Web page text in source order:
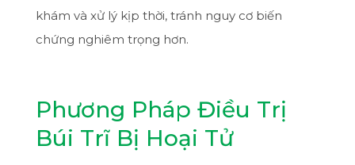
khám và xử lý kịp thời, tránh nguy cơ biến
chứng nghiêm trọng hơn.
Phương Pháp Điều Trị
Búi Trĩ Bị Hoại Tử